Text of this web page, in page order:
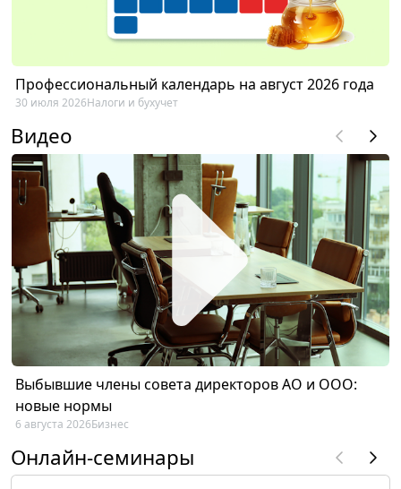
Профессиональный календарь на август 2026 года
30 июля 2026Налоги и бухучет
Видео
Выбывшие члены совета директоров АО и ООО:
новые нормы
6 августа 2026Бизнес
Онлайн-семинары